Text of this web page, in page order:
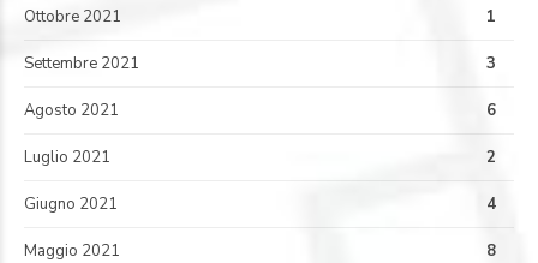
Ottobre 2021 1
Settembre 2021 3
Agosto 2021 6
Luglio 2021 2
Giugno 2021 4
Maggio 2021 8